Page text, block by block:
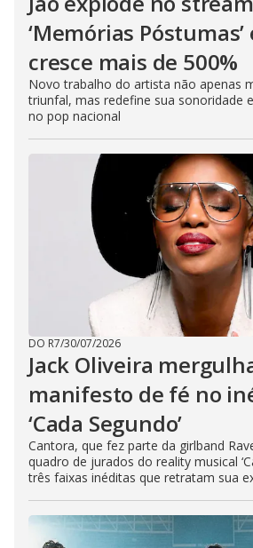
‘Memórias
cresce mais de 500%
Novo trabalho do artista não apenas
triunfal, mas redefine sua sonoridade
no pop nacional
DO R7/30/07/2026
Jack Oliveira
manifesto de fé no
‘Cada Segundo’
Cantora, que fez parte da girlband
quadro de jurados do reality musical
três faixas inéditas que retratam sua